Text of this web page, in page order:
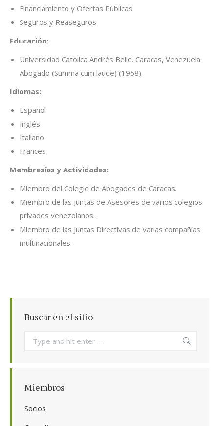
Financiamiento y Ofertas Públicas
Seguros y Reaseguros
Educación:
Universidad Católica Andrés Bello. Caracas, Venezuela.
Abogado (Summa cum laude) (1968).
Idiomas:
Español
Inglés
Italiano
Francés
Membresías y Actividades:
Miembro del Colegio de Abogados de Caracas.
Miembro de las Juntas de Asesores de varios colegios
privados venezolanos.
Miembro de las Juntas Directivas de varias compañías
multinacionales.
Buscar en el sitio
Search:
Miembros
Socios